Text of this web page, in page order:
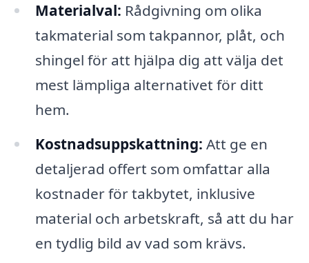
Materialval: Rådgivning om olika
takmaterial som takpannor, plåt, och
shingel för att hjälpa dig att välja det
mest lämpliga alternativet för ditt
hem.
Kostnadsuppskattning: Att ge en
detaljerad offert som omfattar alla
kostnader för takbytet, inklusive
material och arbetskraft, så att du har
en tydlig bild av vad som krävs.